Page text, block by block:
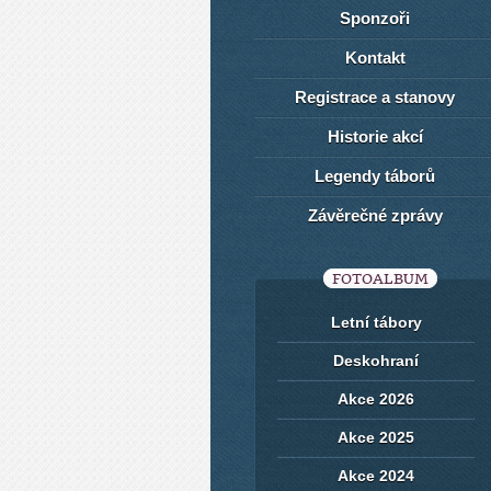
Sponzoři
Kontakt
Registrace a stanovy
Historie akcí
Legendy táborů
Závěrečné zprávy
FOTOALBUM
Letní tábory
Deskohraní
Akce 2026
Akce 2025
Akce 2024